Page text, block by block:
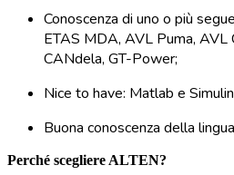
Conoscenza di uno o più
ETAS MDA, AVL Puma, AVL
CANdela, GT-Power;
Nice to have: Matlab e
Buona conoscenza della
Perché scegliere ALTEN?